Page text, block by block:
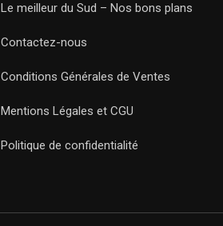
Le meilleur du Sud – Nos bons plans
Contactez-nous
Conditions Générales de Ventes
Mentions Légales et CGU
Politique de confidentialité